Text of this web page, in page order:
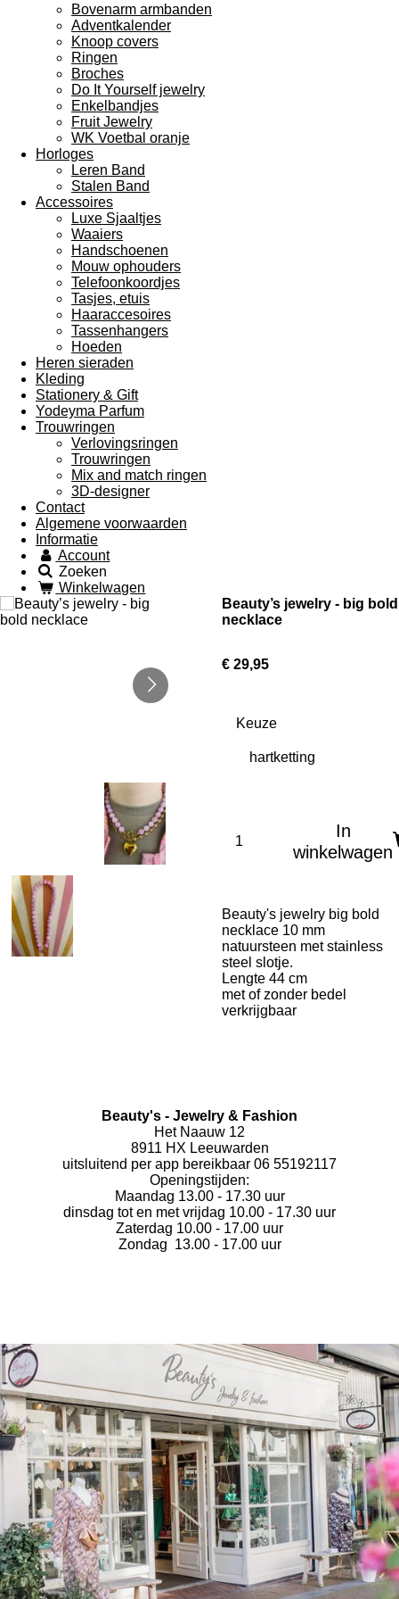
Bovenarm armbanden
Adventkalender
Knoop covers
Ringen
Broches
Do It Yourself jewelry
Enkelbandjes
Fruit Jewelry
WK Voetbal oranje
Horloges
Leren Band
Stalen Band
Accessoires
Luxe Sjaaltjes
Waaiers
Handschoenen
Mouw ophouders
Telefoonkoordjes
Tasjes, etuis
Haaraccesoires
Tassenhangers
Hoeden
Heren sieraden
Kleding
Stationery & Gift
Yodeyma Parfum
Trouwringen
Verlovingsringen
Trouwringen
Mix and match ringen
3D-designer
Contact
Algemene voorwaarden
Informatie
Account
Zoeken
Winkelwagen
Beauty’s jewelry - big bold
necklace
€ 29,95
Keuze
In
winkelwagen
Beauty's jewelry big bold
necklace 10 mm
natuursteen met stainless
steel slotje.
Lengte 44 cm
met of zonder bedel
verkrijgbaar
Beauty's - Jewelry & Fashion
Het Naauw 12
8911 HX Leeuwarden
uitsluitend per app bereikbaar 06 55192117
Openingstijden:
Maandag 13.00 - 17.30 uur
dinsdag tot en met vrijdag 10.00 - 17.30 uur
Zaterdag 10.00 - 17.00 uur
Zondag 13.00 - 17.00 uur